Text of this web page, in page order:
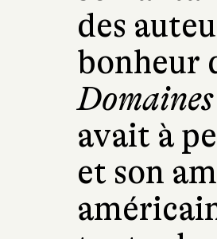
des
bonheur
avait à
et son